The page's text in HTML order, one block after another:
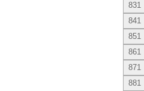
831
841
851
861
871
881